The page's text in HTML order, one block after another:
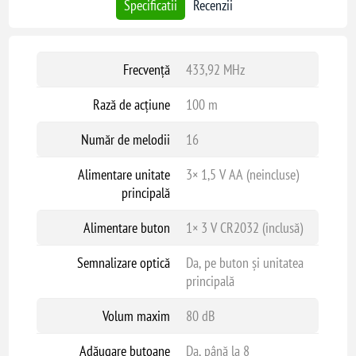
Specificatii Recenzii
Frecvență
433,92 MHz
Rază de acțiune
100 m
Număr de melodii
16
Alimentare unitate
principală
3× 1,5 V AA (neincluse)
Alimentare buton
1× 3 V CR2032 (inclusă)
Semnalizare optică
Da, pe buton și unitatea
principală
Volum maxim
80 dB
Adăugare butoane
Da, până la 8